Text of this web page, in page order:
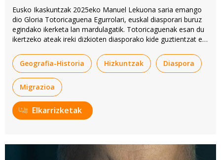
Eusko Ikaskuntzak 2025eko Manuel Lekuona saria emango
dio Gloria Totoricaguena Egurrolari, euskal diasporari buruz
egindako ikerketa lan mardulagatik. Totoricaguenak esan du
ikertzeko ateak ireki dizkioten diasporako kide guztientzat ere
Geografia-Historia
Hizkuntzak Diaspora
Migrazioa
Elkarrizketak